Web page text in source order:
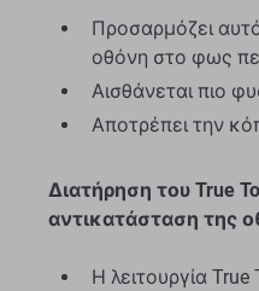
Προσαρμόζει
οθόνη στο φως
Αισθάνεται πιο
Αποτρέπει την
Διατήρηση του True
αντικατάσταση της
Η λειτουργία True